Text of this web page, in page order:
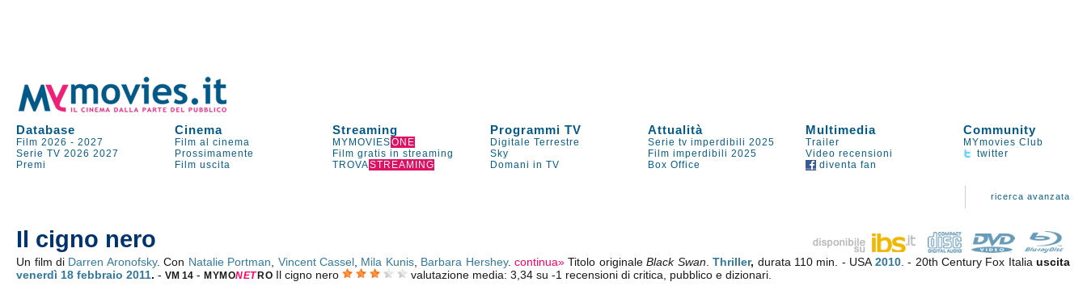
Database Cinema Streaming Programmi TV Attualità Multimedia Community
Film 2026 -2027 Film al cinema MYMOVIESONE Digitale Terrestre Serie tv imperdibili 2025 Trailer
MYmovies Club
Serie TV 2026 2027 Prossimamente Film gratis in streaming Sky Film imperdibili 2025 Video recensioni
twitter
Premi
Film uscita TROVASTREAMING Domani in TV Box Office diventa fan
ricerca avanzata
Il cigno nero
Un film di Darren Aronofsky. Con Natalie Portman Vincent Cassel, Mila Kunis, Barbara Hershey.continua» Titolo originaleBlack Swan .Thriller, durata 110 min. - USA 2010. - 20th Century Fox Italiauscita
venerdì 18 febbraio 2011.-VM 14 -MYMONET RO Il cigno nero valutazione media: 3,34 su -1 recensioni di critica, pubblico e dizionari.